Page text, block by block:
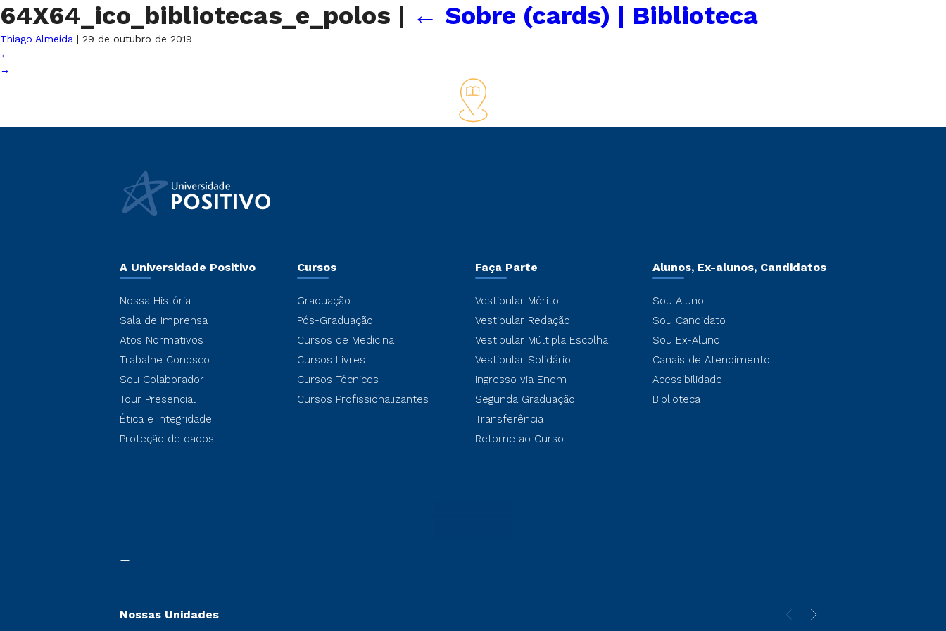
64X64_ico_bibliotecas_e_polos | ← Sobre (cards) | Biblioteca
Thiago Almeida | 29 de outubro de 2019
←
→
A Universidade Positivo
Nossa História
Sala de Imprensa
Atos Normativos
Trabalhe Conosco
Sou Colaborador
Tour Presencial
Ética e Integridade
Proteção de dados
Cursos
Graduação
Pós-Graduação
Cursos de Medicina
Cursos Livres
Cursos Técnicos
Cursos Profissionalizantes
Faça Parte
Vestibular Mérito
Vestibular Redação
Vestibular Múltipla Escolha
Vestibular Solidário
Ingresso via Enem
Segunda Graduação
Transferência
Retorne ao Curso
Alunos, Ex-alunos, Candidatos
Sou Aluno
Sou Candidato
Sou Ex-Aluno
Canais de Atendimento
Acessibilidade
Biblioteca
Nossas Unidades